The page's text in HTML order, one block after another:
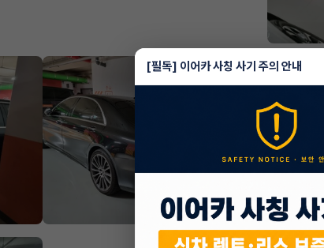
[필독] 이어카 사칭 사기 주의 안내